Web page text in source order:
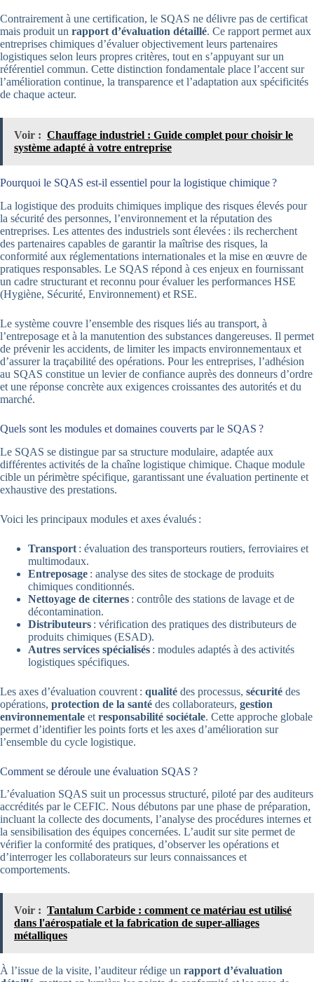
Contrairement à une certification, le SQAS ne délivre pas de certificat
mais produit un rapport d’évaluation détaillé. Ce rapport permet aux
entreprises chimiques d’évaluer objectivement leurs partenaires
logistiques selon leurs propres critères, tout en s’appuyant sur un
référentiel commun. Cette distinction fondamentale place l’accent sur
l’amélioration continue, la transparence et l’adaptation aux spécificités
de chaque acteur.
Voir : Chauffage industriel : Guide complet pour choisir le
système adapté à votre entreprise
Pourquoi le SQAS est-il essentiel pour la logistique chimique ?
La logistique des produits chimiques implique des risques élevés pour
la sécurité des personnes, l’environnement et la réputation des
entreprises. Les attentes des industriels sont élevées : ils recherchent
des partenaires capables de garantir la maîtrise des risques, la
conformité aux réglementations internationales et la mise en œuvre de
pratiques responsables. Le SQAS répond à ces enjeux en fournissant
un cadre structurant et reconnu pour évaluer les performances HSE
(Hygiène, Sécurité, Environnement) et RSE.
Le système couvre l’ensemble des risques liés au transport, à
l’entreposage et à la manutention des substances dangereuses. Il permet
de prévenir les accidents, de limiter les impacts environnementaux et
d’assurer la traçabilité des opérations. Pour les entreprises, l’adhésion
au SQAS constitue un levier de confiance auprès des donneurs d’ordre
et une réponse concrète aux exigences croissantes des autorités et du
marché.
Quels sont les modules et domaines couverts par le SQAS ?
Le SQAS se distingue par sa structure modulaire, adaptée aux
différentes activités de la chaîne logistique chimique. Chaque module
cible un périmètre spécifique, garantissant une évaluation pertinente et
exhaustive des prestations.
Voici les principaux modules et axes évalués :
Transport : évaluation des transporteurs routiers, ferroviaires et
multimodaux.
Entreposage : analyse des sites de stockage de produits
chimiques conditionnés.
Nettoyage de citernes : contrôle des stations de lavage et de
décontamination.
Distributeurs : vérification des pratiques des distributeurs de
produits chimiques (ESAD).
Autres services spécialisés : modules adaptés à des activités
logistiques spécifiques.
Les axes d’évaluation couvrent : qualité des processus, sécurité des
opérations, protection de la santé des collaborateurs, gestion
environnementale et responsabilité sociétale. Cette approche globale
permet d’identifier les points forts et les axes d’amélioration sur
l’ensemble du cycle logistique.
Comment se déroule une évaluation SQAS ?
L’évaluation SQAS suit un processus structuré, piloté par des auditeurs
accrédités par le CEFIC. Nous débutons par une phase de préparation,
incluant la collecte des documents, l’analyse des procédures internes et
la sensibilisation des équipes concernées. L’audit sur site permet de
vérifier la conformité des pratiques, d’observer les opérations et
d’interroger les collaborateurs sur leurs connaissances et
comportements.
Voir : Tantalum Carbide : comment ce matériau est utilisé
dans l'aérospatiale et la fabrication de super-alliages
métalliques
À l’issue de la visite, l’auditeur rédige un rapport d’évaluation